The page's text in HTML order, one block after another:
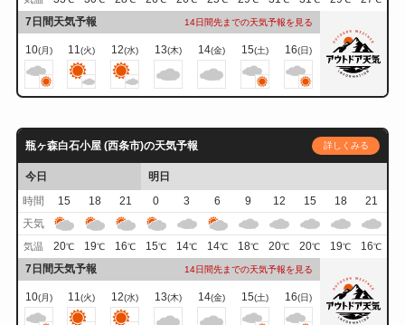
7日間天気予報 14日間先までの天気予報を見る
10(月) 11(火) 12(水) 13(木) 14(金) 15(土) 16(日)
瓶ヶ森白石小屋 (西条市)の天気予報 詳しくみる
今日
明日
時間
15 18 21 0 3 6 9 12 15 18
21
天気
気温 20℃ 19℃ 16℃ 15℃ 14℃ 14℃ 18℃ 20℃ 20℃ 19℃ 16℃
7日間天気予報 14日間先までの天気予報を見る
10(月) 11(火) 12(水) 13(木) 14(金) 15(土) 16(日)